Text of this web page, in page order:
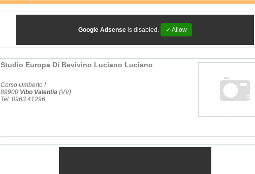
Google Adsense is disabled. ✓ Allow
Studio Europa Di Bevivino Luciano Luciano
Corso Umberto I
89900 Vibo Valentia (VV)
Tel: 0963.41296